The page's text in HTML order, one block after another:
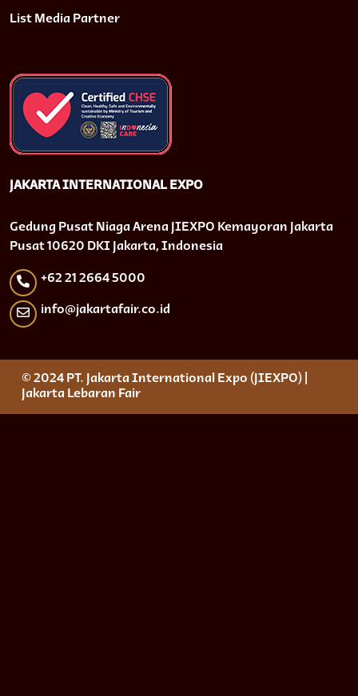
List Media Partner
JAKARTA INTERNATIONAL EXPO
Gedung Pusat Niaga Arena JIEXPO Kemayoran Jakarta
Pusat 10620 DKI Jakarta, Indonesia
+62 21 2664 5000
info@jakartafair.co.id
© 2024 PT. Jakarta International Expo (JIEXPO) |
Jakarta Lebaran Fair